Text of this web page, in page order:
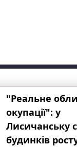
"Реальне
окупації": у
Лисичанську
будинків